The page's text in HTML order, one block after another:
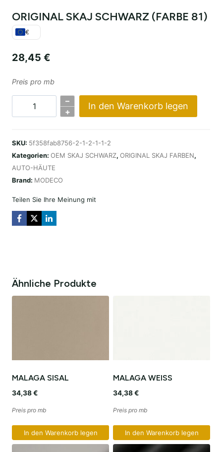
ORIGINAL SKAJ SCHWARZ (FARBE 81)
€
28,45 €
Preis pro mb
(COLOUR
81)
Menge
–
+
In den Warenkorb legen
SKU: 5f358fab8756-2-1-2-1-1-2
Kategorien: OEM SKAJ SCHWARZ, ORIGINAL SKAJ FARBEN,
AUTO-HÄUTE
Brand: MODECO
Teilen Sie Ihre Meinung mit
Ähnliche Produkte
MALAGA SISAL
34,38€
Preis pro mb
In den Warenkorb legen
MALAGA WEISS
34,38€
Preis pro mb
In den Warenkorb legen